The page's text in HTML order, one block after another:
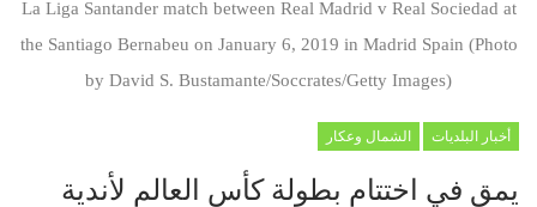
La Liga Santander match between Real Madrid v Real Sociedad at
the Santiago Bernabeu on January 6, 2019 in Madrid Spain (Photo
by David S. Bustamante/Soccrates/Getty Images)
أخبار البلديات الشمال وعكار
يمق في اختتام بطولة كأس العالم لأندية